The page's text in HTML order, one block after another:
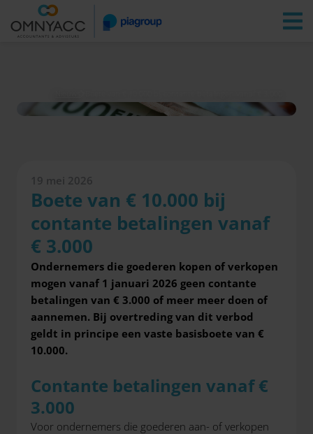
Vestigingen Zoeken
19 mei 2026
Boete van € 10.000 bij
contante betalingen vanaf
€ 3.000
Ondernemers die goederen kopen of verkopen
mogen vanaf 1 januari 2026 geen contante
betalingen van € 3.000 of meer meer doen of
aannemen. Bij overtreding van dit verbod
geldt in principe een vaste basisboete van €
10.000.
Contante betalingen vanaf €
3.000
Voor ondernemers die goederen aan- of verkopen